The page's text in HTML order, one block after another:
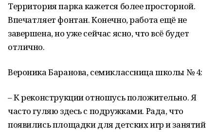
Территория парка кажется более просторной.
Впечатляет фонтан. Конечно, работа ещё не
завершена, но уже сейчас ясно, что всё будет
отлично.
Вероника Баранова, семиклассница школы № 4:
– К реконструкции отношусь положительно. Я
часто гуляю здесь с подружками. Рада, что
появились площадки для детских игр и занятий